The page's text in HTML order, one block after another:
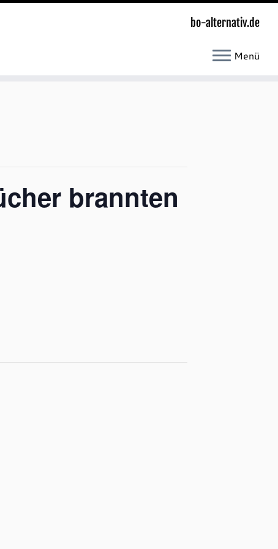
bo-alternativ.de
Menü
brannten